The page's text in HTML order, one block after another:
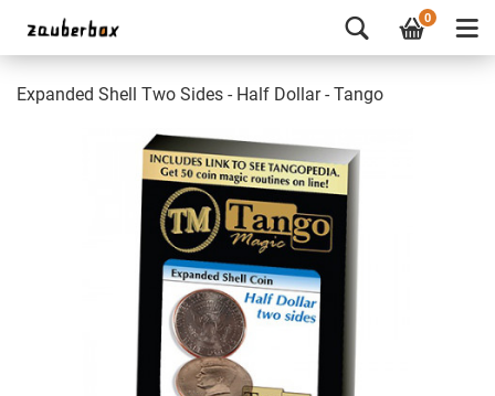
0
Expanded Shell Two Sides - Half Dollar - Tango